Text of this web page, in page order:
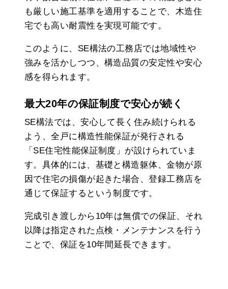
も厳しい施工基準を適用することで、木造住
宅でも高い耐震性を実現可能です。
このように、SE構法の工務店では地域性や
強みを活かしつつ、構造品質の安定性や安心
感を得られます。
最大20年の保証制度で安心が続く
SE構法では、安心して長く住み続けられる
よう、全戸に構造性能保証が発行される
「SE住宅性能保証制度」が設けられていま
す。具体的には、基礎と構造躯体、金物が原
因で住宅の損傷が起きた場合、登録工務店を
通じて保証するという制度です。
完成引き渡しから10年は無償での保証、それ
以降は指定された点検・メンテナンスを行う
ことで、保証を10年間延長できます。